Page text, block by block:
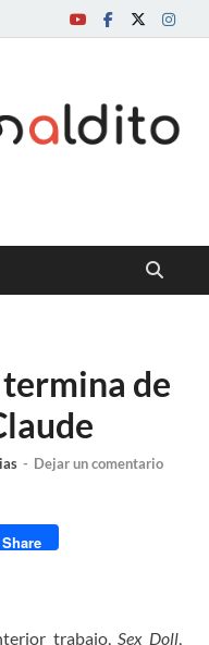
de
- Dejar un comentario
Share
trabajo, Sex Doll,